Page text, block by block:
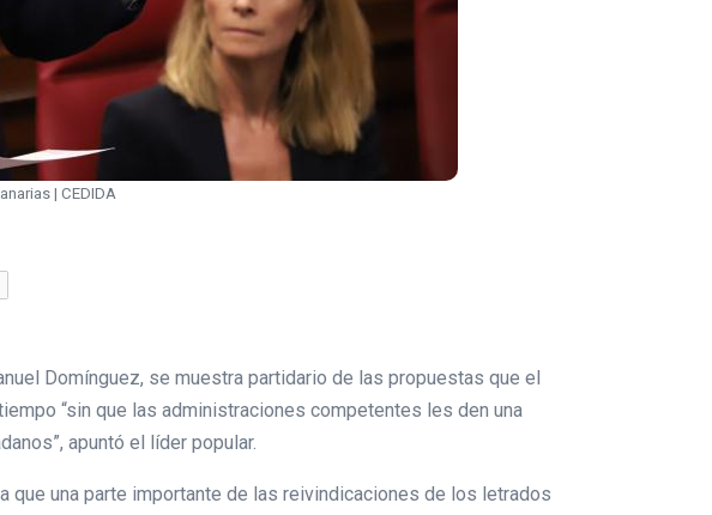
| CEDIDA
Domínguez, se muestra partidario de las propuestas que el
“sin que las administraciones competentes les den una
apuntó el líder popular.
que una parte importante de las reivindicaciones de los letrados